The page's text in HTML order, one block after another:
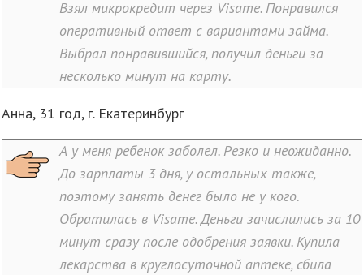
Взял микрокредит через Visame. Понравился
оперативный ответ с вариантами займа.
Выбрал понравившийся, получил деньги за
несколько минут на карту.
Анна, 31 год, г. Екатеринбург
А у меня ребенок заболел. Резко и неожиданно.
До зарплаты 3 дня, у остальных также,
поэтому занять денег было не у кого.
Обратилась в Visame. Деньги зачислились за 10
минут сразу после одобрения заявки. Купила
лекарства в круглосуточной аптеке, сбила